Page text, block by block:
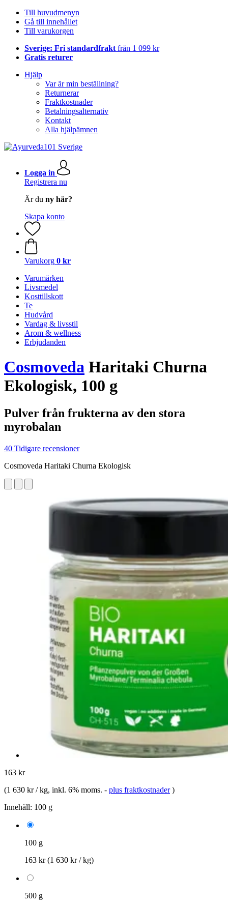
Till huvudmenyn
Gå till innehållet
Till varukorgen
Sverige: Fri standardfrakt från 1 099 kr
Gratis returer
Hjälp
Var är min beställning?
Returnerar
Fraktkostnader
Betalningsalternativ
Kontakt
Alla hjälpämnen
Logga in
Registrera nu
Är du ny här?
Skapa konto
Varukorg 0 kr
Varumärken
Livsmedel
Kosttillskott
Te
Hudvård
Vardag & livsstil
Arom & wellness
Erbjudanden
Cosmoveda Haritaki Churna
Ekologisk, 100 g
Pulver från frukterna av den stora
myrobalan
40 Tidigare recensioner
Cosmoveda Haritaki Churna Ekologisk
163 kr
(1 630 kr / kg, inkl. 6% moms. - plus fraktkostnader )
Innehåll: 100 g
100 g
163 kr(1 630 kr / kg)
500 g